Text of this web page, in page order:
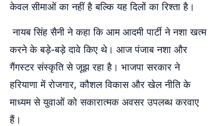
केवल सीमाओं का नहीं है बल्कि यह दिलों का रिश्ता है।
नायब सिंह सैनी ने कहा कि आम आदमी पार्टी ने नशा खत्म
करने के बड़े-बड़े दावे किए थे। आज पंजाब नशा और
गैंगस्टर संस्कृति से जूझ रहा है। भाजपा सरकार ने
हरियाणा में रोजगार, कौशल विकास और खेल नीति के
माध्यम से युवाओं को सकारात्मक अवसर उपलब्ध करवाए
हैं।